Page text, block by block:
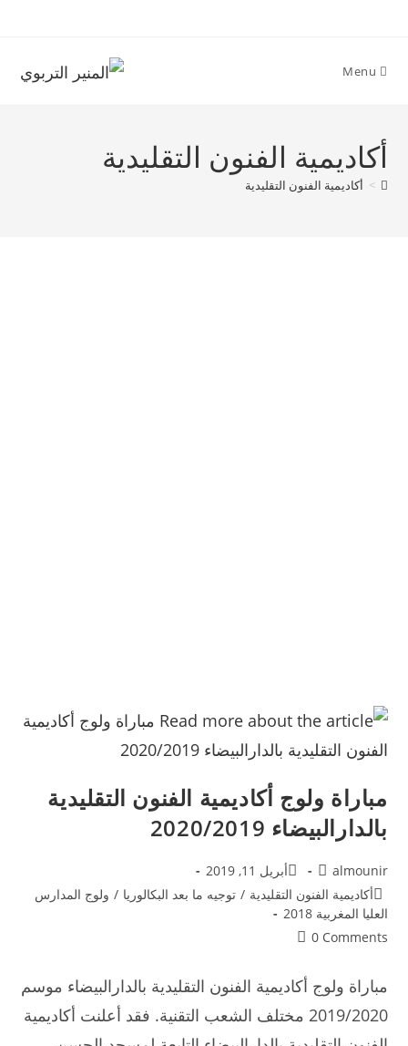
Menu
أكاديمية الفنون التقليدية
> أكاديمية الفنون التقليدية
مباراة ولوج أكاديمية الفنون التقليدية
بالدارالبيضاء 2020/2019
Post
author:
almounir
Post
published:
أبريل 11, 2019
Post
category:
أكاديمية الفنون التقليدية / توجيه ما بعد البكالوريا / ولوج المدارس
العليا المغربية 2018
Post
0 Comments
مباراة ولوج أكاديمية الفنون التقليدية بالدارالبيضاء موسم
2019/2020 مختلف الشعب التقنية. فقد أعلنت أكاديمية